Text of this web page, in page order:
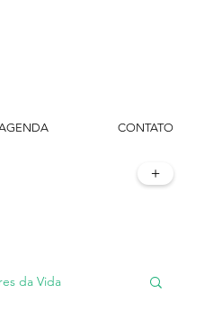
da Vida
+
CONTATO